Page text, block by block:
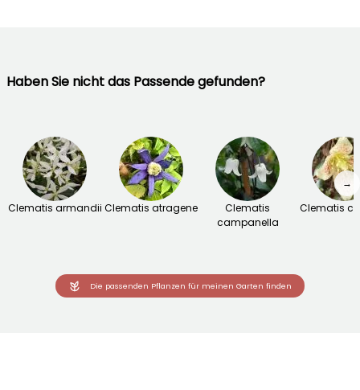
Haben Sie nicht das Passende gefunden?
Clematis armandii Clematis atragene
Clematis
campanella
Clematis
→
Die passenden Pflanzen für meinen Garten finden